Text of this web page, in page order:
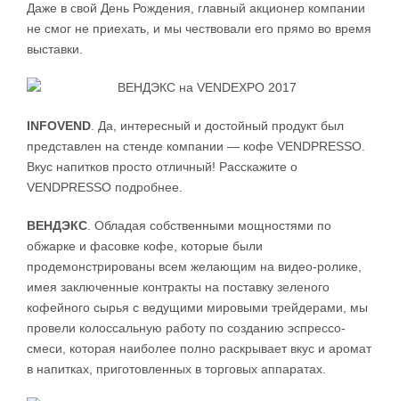
Даже в свой День Рождения, главный акционер компании
не смог не приехать, и мы чествовали его прямо во время
выставки.
INFOVEND . Да, интересный и достойный продукт был
представлен на стенде компании — кофе VENDPRESSO.
Вкус напитков просто отличный! Расскажите о
VENDPRESSO подробнее.
ВЕНДЭКС . Обладая собственными мощностями по
обжарке и фасовке кофе, которые были
продемонстрированы всем желающим на видео-ролике,
имея заключенные контракты на поставку зеленого
кофейного сырья с ведущими мировыми трейдерами, мы
провели колоссальную работу по созданию эспрессо-
смеси, которая наиболее полно раскрывает вкус и аромат
в напитках, приготовленных в торговых аппаратах.